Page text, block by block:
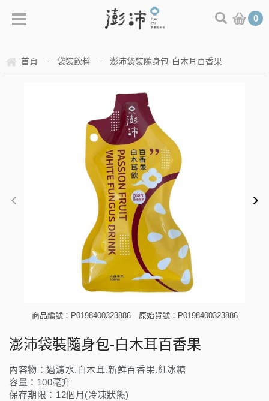
0
首頁 - 袋裝飲料 - 澎沛袋裝隨身包-白木耳百香果
商品編號：P0198400323886 原始貨號：P0198400323886
澎沛袋裝隨身包-白木耳百香果
內容物：過濾水.白木耳.新鮮百香果.紅冰糖
容量：100毫升
保存期限：12個月(冷凍狀態)